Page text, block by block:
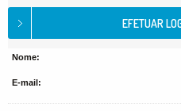
Nome:
E-mail: